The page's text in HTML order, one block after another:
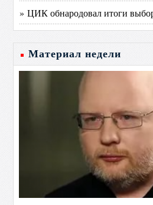
» ЦИК обнародовал итоги
Материал недели